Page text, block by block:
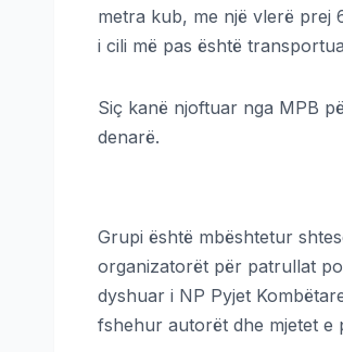
metra kub, me një vlerë prej
i cili më pas është
Siç kanë njoftuar nga MPB
denarë.
Grupi është mbështetur
organizatorët për patrullat
dyshuar i NP Pyjet
fshehur autorët dhe mjetet